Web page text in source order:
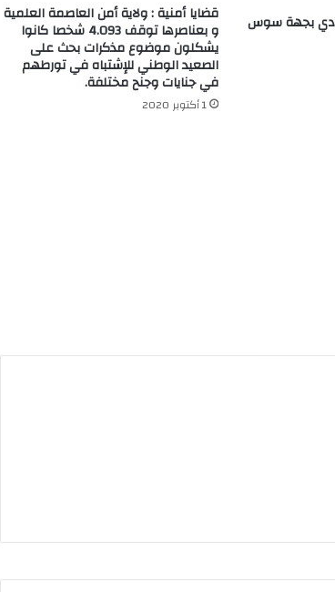
بجهة سوس قضايا أمنية : ولاية أمن العاصمة العلمية
و بعناصرها توقف 4.093 شخصا كانوا
يشكلون موضوع مذكرات بحث على
الصعيد الوطني للإشتباه في تورطهم
في جنايات وجنح مختلفة.
1 أكتوبر 2020